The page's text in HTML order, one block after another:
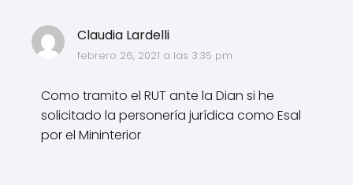
Claudia Lardelli
febrero 26, 2021 a las 3:35 pm
Como tramito el RUT ante la Dian si he
solicitado la personería jurídica como Esal
por el Mininterior